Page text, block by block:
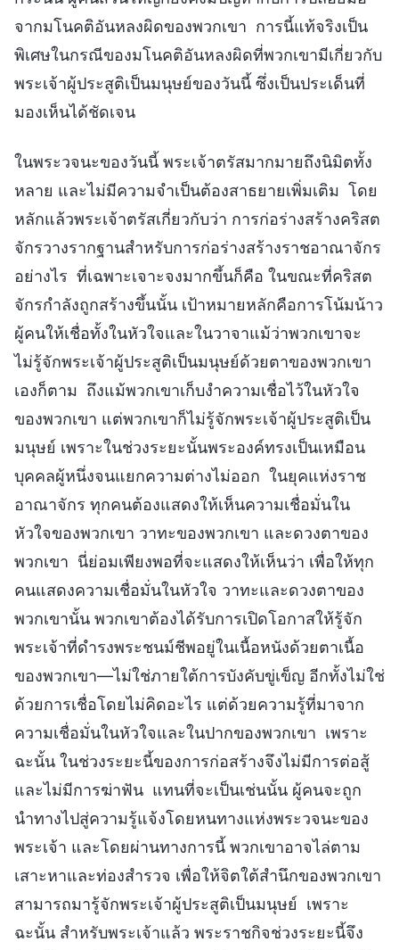
จากมโนคติอันหลงผิดของพวกเขา การนี้แท้จริงเป็น
พิเศษในกรณีของมโนคติอันหลงผิดที่พวกเขามีเกี่ยวกับ
พระเจ้าผู้ประสูติเป็นมนุษย์ของวันนี้ ซึ่งเป็นประเด็นที่
มองเห็นได้ชัดเจน
ในพระวจนะของวันนี้ พระเจ้าตรัสมากมายถึงนิมิตทั้ง
หลาย และไม่มีความจำเป็นต้องสาธยายเพิ่มเติม โดย
หลักแล้วพระเจ้าตรัสเกี่ยวกับว่า การก่อร่างสร้างคริสต
จักรวางรากฐานสำหรับการก่อร่างสร้างราชอาณาจักร
อย่างไร ที่เฉพาะเจาะจงมากขึ้นก็คือ ในขณะที่คริสต
จักรกำลังถูกสร้างขึ้นนั้น เป้าหมายหลักคือการโน้มน้าว
ผู้คนให้เชื่อทั้งในหัวใจและในวาจาแม้ว่าพวกเขาจะ
ไม่รู้จักพระเจ้าผู้ประสูติเป็นมนุษย์ด้วยตาของพวกเขา
เองก็ตาม ถึงแม้พวกเขาเก็บงำความเชื่อไว้ในหัวใจ
ของพวกเขา แต่พวกเขาก็ไม่รู้จักพระเจ้าผู้ประสูติเป็น
มนุษย์ เพราะในช่วงระยะนั้นพระองค์ทรงเป็นเหมือน
บุคคลผู้หนึ่งจนแยกความต่างไม่ออก ในยุคแห่งราช
อาณาจักร ทุกคนต้องแสดงให้เห็นความเชื่อมั่นใน
หัวใจของพวกเขา วาทะของพวกเขา และดวงตาของ
พวกเขา นี่ย่อมเพียงพอที่จะแสดงให้เห็นว่า เพื่อให้ทุก
คนแสดงความเชื่อมั่นในหัวใจ วาทะและดวงตาของ
พวกเขานั้น พวกเขาต้องได้รับการเปิดโอกาสให้รู้จัก
พระเจ้าที่ดำรงพระชนม์ชีพอยู่ในเนื้อหนังด้วยตาเนื้อ
ของพวกเขา—ไม่ใช่ภายใต้การบังคับขู่เข็ญ อีกทั้งไม่ใช่
ด้วยการเชื่อโดยไม่คิดอะไร แต่ด้วยความรู้ที่มาจาก
ความเชื่อมั่นในหัวใจและในปากของพวกเขา เพราะ
ฉะนั้น ในช่วงระยะนี้ของการก่อสร้างจึงไม่มีการต่อสู้
และไม่มีการฆ่าฟัน แทนที่จะเป็นเช่นนั้น ผู้คนจะถูก
นำทางไปสู่ความรู้แจ้งโดยหนทางแห่งพระวจนะของ
พระเจ้า และโดยผ่านทางการนี้ พวกเขาอาจไล่ตาม
เสาะหาและท่องสำรวจ เพื่อให้จิตใต้สำนึกของพวกเขา
สามารถมารู้จักพระเจ้าผู้ประสูติเป็นมนุษย์ เพราะ
ฉะนั้น สำหรับพระเจ้าแล้ว พระราชกิจช่วงระยะนี้จึง